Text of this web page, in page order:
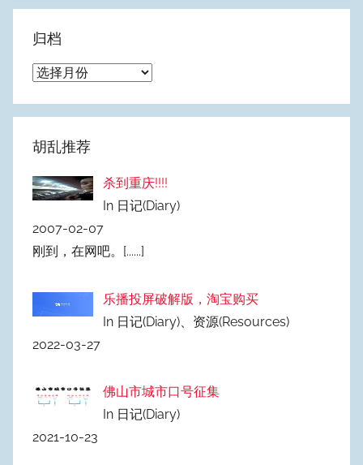
索
归档
归
胡乱推荐
杀到重庆!!!!
In 日记(Diary)
2007-02-07
刚到，在网吧。
[......]
乐播投屏破解版，淘宝购买
In 日记(Diary)、资源(Resources)
2022-03-27
佛山市城市口号征集
In 日记(Diary)
2021-10-23